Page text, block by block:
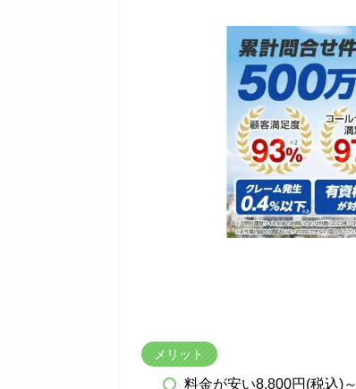
メリット
料金が安い8,800円(税込)～